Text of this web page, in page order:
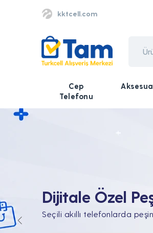
kktcell.com
Cep
Telefonu
Tüm Teknolojik